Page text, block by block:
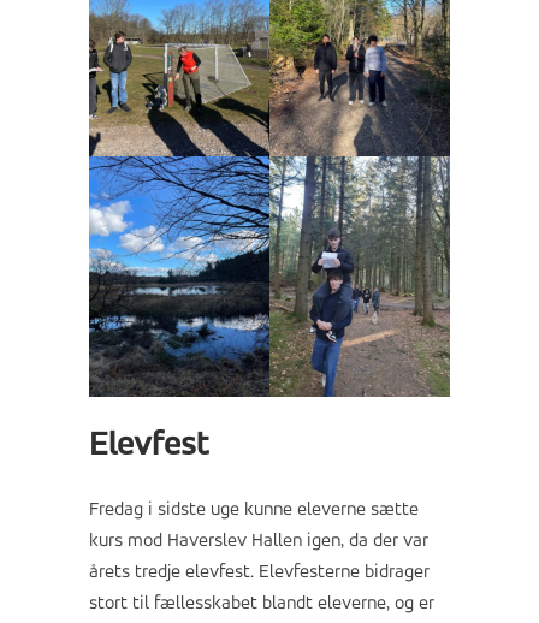
Elevfest
Fredag i sidste uge kunne eleverne sætte
kurs mod Haverslev Hallen igen, da der var
årets tredje elevfest. Elevfesterne bidrager
stort til fællesskabet blandt eleverne, og er